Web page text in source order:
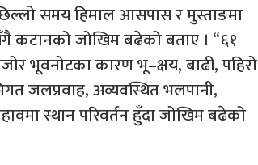
समय हिमाल आसपास र मुस्ताङमा
कटानको जोखिम बढेको बताए । “६१
भूवनोटका कारण भू–क्षय, बाढी, पहिरो
जलप्रवाह, अव्यवस्थित भलपानी,
स्थान परिवर्तन हुँदा जोखिम बढेको